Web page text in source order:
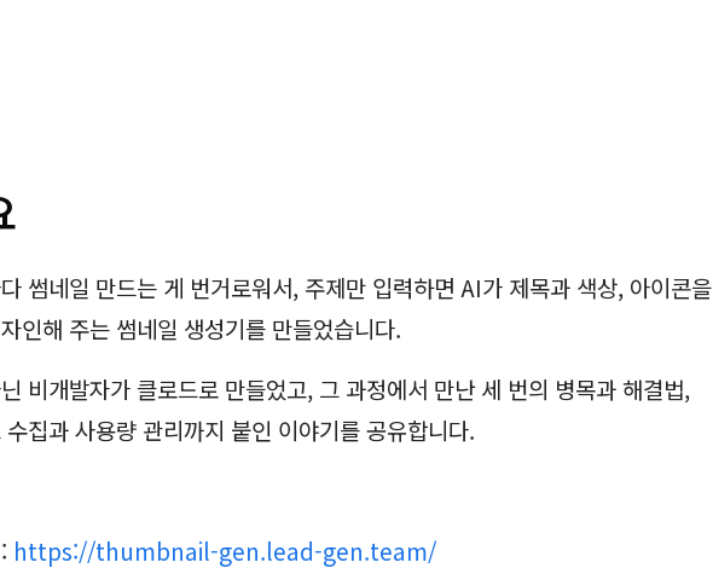
썸네일 만드는 게 번거로워서, 주제만 입력하면 AI가 제목과 색상, 아이콘을
인해 주는 썸네일 생성기를 만들었습니다.
비개발자가 클로드로 만들었고, 그 과정에서 만난 세 번의 병목과 해결법,
집과 사용량 관리까지 붙인 이야기를 공유합니다.
https://thumbnail-gen.lead-gen.team/